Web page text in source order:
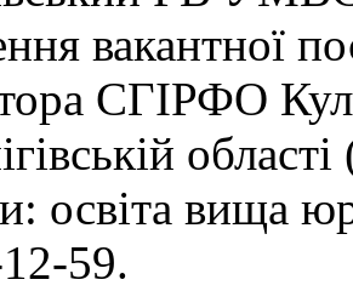
вакантної
СГІРФО
освіта вища
59.